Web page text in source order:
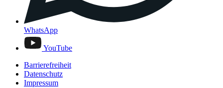
WhatsApp
YouTube
Barrierefreiheit
Datenschutz
Impressum